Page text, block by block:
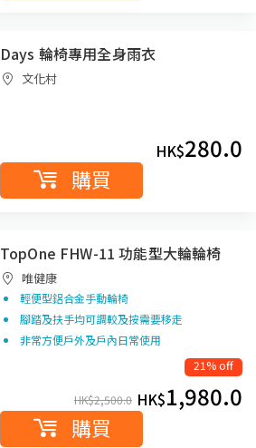
Days 輪椅專用全身雨衣
文化村
HK$280.0
購買
TopOne FHW-11 功能型大輪輪椅
唯健康
輕便型鋁合金手動輪椅
腳踏及扶手均可調較及按需要移走
非常方便戶外及戶內日常使用
21% off
HK$2,500.0 HK$1,980.0
購買